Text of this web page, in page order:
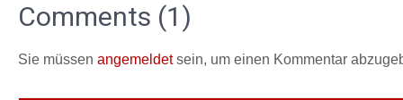
Comments (1)
Sie müssen angemeldetsein, um einen Kommentar